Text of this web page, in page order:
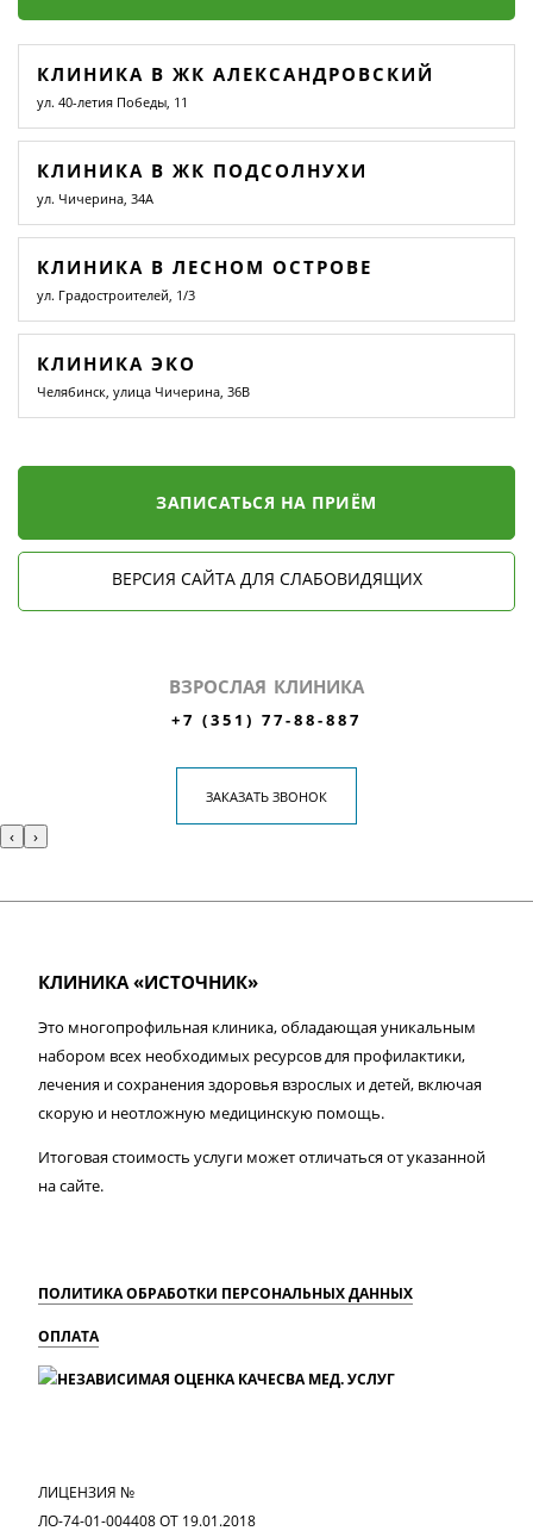
КЛИНИКА В ЖК АЛЕКСАНДРОВСКИЙ
ул. 40-летия Победы, 11
КЛИНИКА В ЖК ПОДСОЛНУХИ
ул. Чичерина, 34А
КЛИНИКА В ЛЕСНОМ ОСТРОВЕ
ул. Градостроителей, 1/3
КЛИНИКА ЭКО
Челябинск, улица Чичерина, 36В
ЗАПИСАТЬСЯ НА ПРИЁМ
ВЕРСИЯ САЙТА ДЛЯ СЛАБОВИДЯЩИХ
ВЗРОСЛАЯ КЛИНИКА
+7 (351) 77-88-887
ЗАКАЗАТЬ ЗВОНОК
‹ ›
КЛИНИКА «ИСТОЧНИК»
Это многопрофильная клиника, обладающая уникальным
набором всех необходимых ресурсов для профилактики,
лечения и сохранения здоровья взрослых и детей, включая
скорую и неотложную медицинскую помощь.
Итоговая стоимость услуги может отличаться от указанной
на сайте.
ПОЛИТИКА ОБРАБОТКИ ПЕРСОНАЛЬНЫХ ДАННЫХ
ОПЛАТА
ЛИЦЕНЗИЯ №
ЛО-74-01-004408 ОТ 19.01.2018